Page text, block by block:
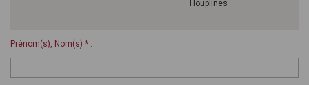
Houplines
Prénom(s), Nom(s) * :